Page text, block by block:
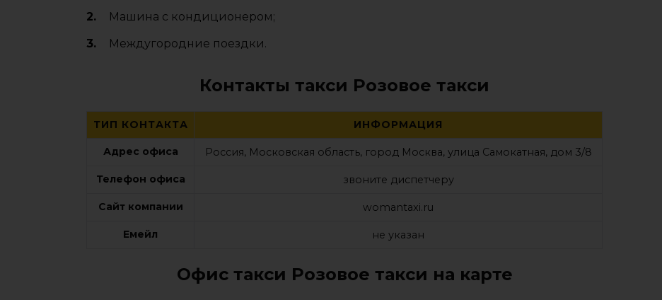
Машина с кондиционером;
Междугородние поездки.
Контакты такси Розовое такси
ТИП КОНТАКТА ИНФОРМАЦИЯ
Адрес офиса Россия, Московская область, город Москва, улица Самокатная, дом 3/8
Телефон офиса звоните диспетчеру
Сайт компании womantaxi.ru
Емейл не указан
Офис такси Розовое такси на карте